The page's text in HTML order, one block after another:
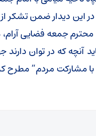
در این دیدار ضمن تشکر
جمعه فضایی
آنچه که در توان
مشارکت مردم” مطرح